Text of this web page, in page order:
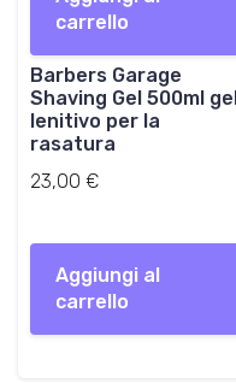
carrello
Barbers Garage
Shaving Gel 500ml
lenitivo per la
rasatura
23,00 €
Aggiungi al
carrello